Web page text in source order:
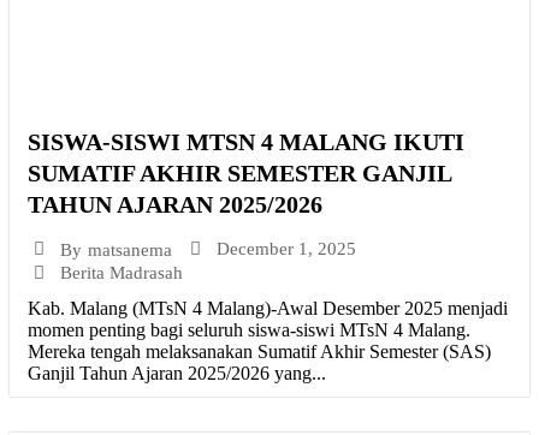
SISWA-SISWI MTSN 4 MALANG IKUTI
SUMATIF AKHIR SEMESTER GANJIL
TAHUN AJARAN 2025/2026
By matsanema
December 1, 2025
Berita Madrasah
Kab. Malang (MTsN 4 Malang)-Awal Desember 2025 menjadi
momen penting bagi seluruh siswa-siswi MTsN 4 Malang.
Mereka tengah melaksanakan Sumatif Akhir Semester (SAS)
Ganjil Tahun Ajaran 2025/2026 yang...